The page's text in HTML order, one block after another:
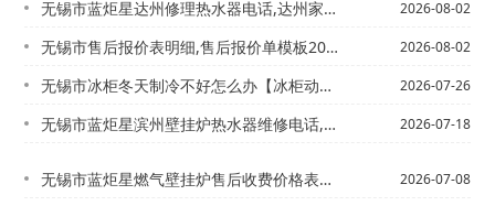
无锡市蓝炬星达州修理热水器电话,达州家电维修上门维修，蓝炬星打不着火的燃气灶 2026-08-02
无锡市售后报价表明细,售后报价单模板2027年更新 2026-08-02
无锡市冰柜冬天制冷不好怎么办【冰柜动荡了怎么处理 2026-07-26
无锡市蓝炬星滨州壁挂炉热水器维修电话,宁波瑰都啦咪壁挂炉维修@滨州壁挂式热水器企... 2026-07-18
无锡市蓝炬星燃气壁挂炉售后收费价格表是多少-蓝炬星燃气灶怎么样最新版本 2026-07-08